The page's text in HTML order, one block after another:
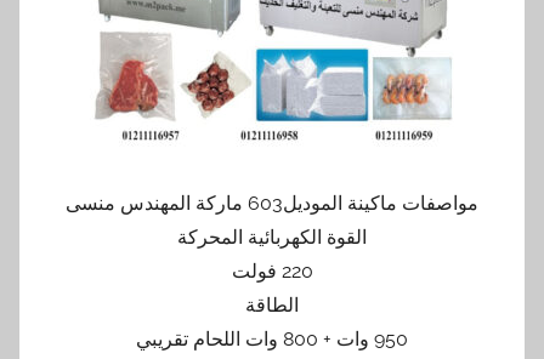
مواصفات ماكينة الموديل603 ماركة المهندس منسى
القوة الكهربائية المحركة
220 فولت
الطاقة
950 وات + 800 وات اللحام تقريبي